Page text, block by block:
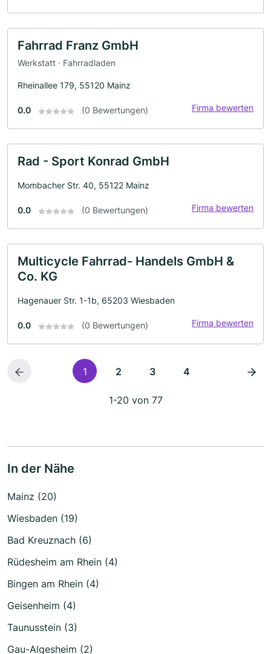
Fahrrad Franz GmbH
Werkstatt · Fahrradladen
Rheinallee 179, 55120 Mainz
0.0 (0 Bewertungen) Firma bewerten
Rad - Sport Konrad GmbH
Mombacher Str. 40, 55122 Mainz
0.0 (0 Bewertungen) Firma bewerten
Multicycle Fahrrad- Handels GmbH &
Co. KG
Hagenauer Str. 1-1b, 65203 Wiesbaden
0.0 (0 Bewertungen) Firma bewerten
1 2 3 4
1-20 von 77
In der Nähe
Mainz (20)
Wiesbaden (19)
Bad Kreuznach (6)
Rüdesheim am Rhein (4)
Bingen am Rhein (4)
Geisenheim (4)
Taunusstein (3)
Gau-Algesheim (2)